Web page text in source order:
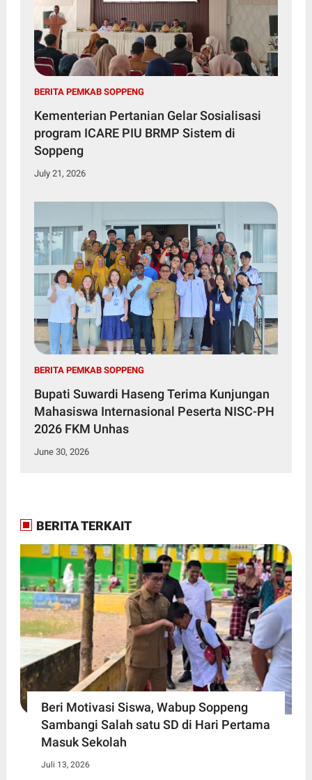
BERITA PEMKAB SOPPENG
Kementerian Pertanian Gelar Sosialisasi
program ICARE PIU BRMP Sistem di
Soppeng
July 21, 2026
BERITA PEMKAB SOPPENG
Bupati Suwardi Haseng Terima Kunjungan
Mahasiswa Internasional Peserta NISC-PH
2026 FKM Unhas
June 30, 2026
BERITA TERKAIT
Beri Motivasi Siswa, Wabup Soppeng
Sambangi Salah satu SD di Hari Pertama
Masuk Sekolah
Juli 13, 2026